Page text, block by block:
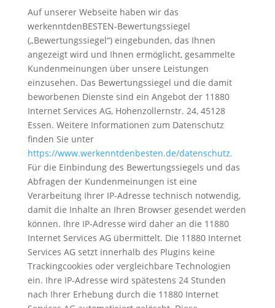
Auf unserer Webseite haben wir das
werkenntdenBESTEN-Bewertungssiegel
(„Bewertungssiegel“) eingebunden, das Ihnen
angezeigt wird und Ihnen ermöglicht, gesammelte
Kundenmeinungen über unsere Leistungen
einzusehen. Das Bewertungssiegel und die damit
beworbenen Dienste sind ein Angebot der 11880
Internet Services AG, Hohenzollernstr. 24, 45128
Essen. Weitere Informationen zum Datenschutz
finden Sie unter
https://www.werkenntdenbesten.de/datenschutz.
Für die Einbindung des Bewertungssiegels und das
Abfragen der Kundenmeinungen ist eine
Verarbeitung Ihrer IP-Adresse technisch notwendig,
damit die Inhalte an Ihren Browser gesendet werden
können. Ihre IP-Adresse wird daher an die 11880
Internet Services AG übermittelt. Die 11880 Internet
Services AG setzt innerhalb des Plugins keine
Trackingcookies oder vergleichbare Technologien
ein. Ihre IP-Adresse wird spätestens 24 Stunden
nach Ihrer Erhebung durch die 11880 Internet